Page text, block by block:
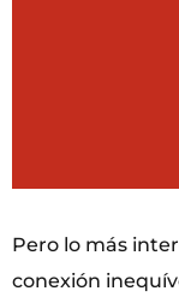
Pero lo más
conexión